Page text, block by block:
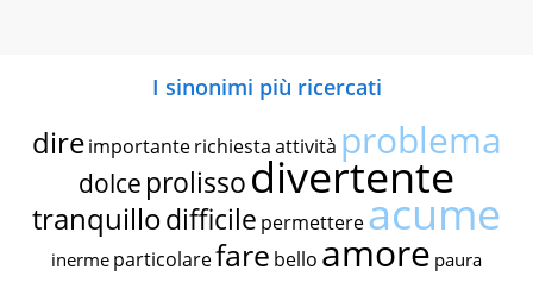
I sinonimi più ricercati
dire importante richiestaattività problema
dolce prolissodivertente
tranquillodifficile permettereacume
inerme particolarefare bello amore paura